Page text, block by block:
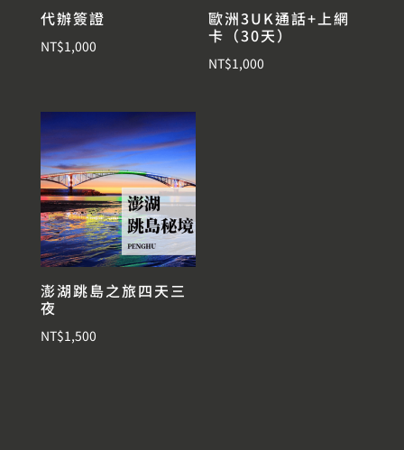
代辦簽證
NT$1,000
歐洲3UK通話+上網
卡（30天）
NT$1,000
澎湖跳島之旅四天三
夜
NT$1,500